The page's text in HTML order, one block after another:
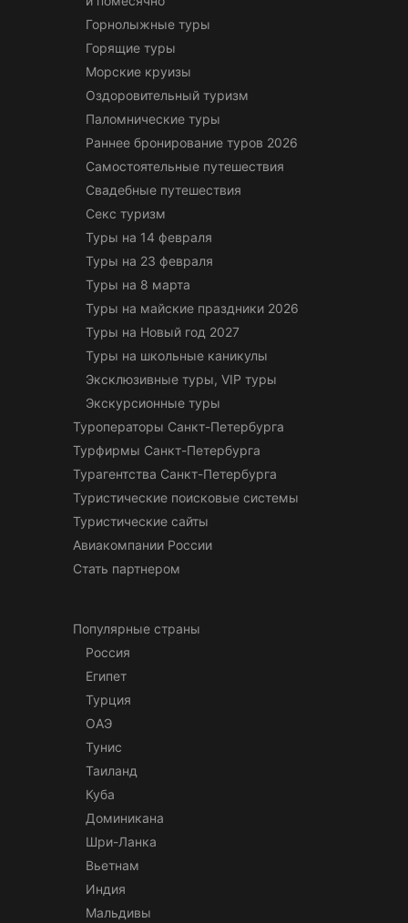
Горнолыжные туры
Горящие туры
Морские круизы
Оздоровительный туризм
Паломнические туры
Раннее бронирование туров 2026
Самостоятельные путешествия
Свадебные путешествия
Секс туризм
Туры на 14 февраля
Туры на 23 февраля
Туры на 8 марта
Туры на майские праздники 2026
Туры на Новый год 2027
Туры на школьные каникулы
Эксклюзивные туры, VIP туры
Экскурсионные туры
Туроператоры Санкт-Петербурга
Турфирмы Санкт-Петербурга
Турагентства Санкт-Петербурга
Туристические поисковые системы
Туристические сайты
Авиакомпании России
Стать партнером
Популярные страны
Россия
Египет
Турция
ОАЭ
Тунис
Таиланд
Куба
Доминикана
Шри-Ланка
Вьетнам
Индия
Мальдивы